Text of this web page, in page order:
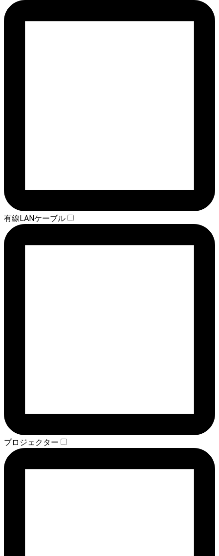
有線LANケーブル
プロジェクター